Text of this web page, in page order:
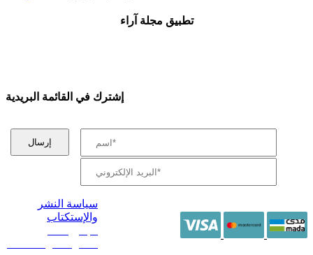
تطبيق مجلة آراء
إشترك في القائمة البريدية
سياسة النشر
والإستكتاب